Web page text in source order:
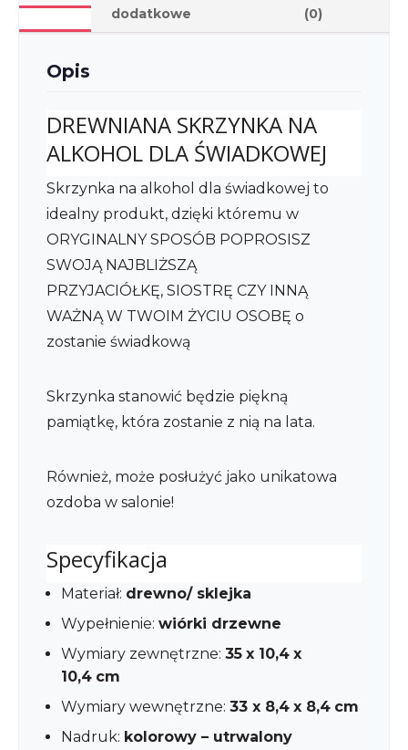
dodatkowe
(0)
Opis
DREWNIANA SKRZYNKA NA
ALKOHOL DLA ŚWIADKOWEJ
Skrzynka na alkohol dla świadkowej to
idealny produkt, dzięki któremu w
ORYGINALNY SPOSÓB POPROSISZ
SWOJĄ NAJBLIŻSZĄ
PRZYJACIÓŁKĘ, SIOSTRĘ CZY INNĄ
WAŻNĄ W TWOIM ŻYCIU OSOBĘ o
zostanie świadkową
Skrzynka stanowić będzie piękną
pamiątkę, która zostanie z nią na lata.
Również, może posłużyć jako unikatowa
ozdoba w salonie!
Specyfikacja
Materiał: drewno/ sklejka
Wypełnienie: wiórki drzewne
Wymiary zewnętrzne: 35 x 10,4 x
10,4 cm
Wymiary wewnętrzne: 33 x 8,4 x 8,4 cm
Nadruk: kolorowy – utrwalony